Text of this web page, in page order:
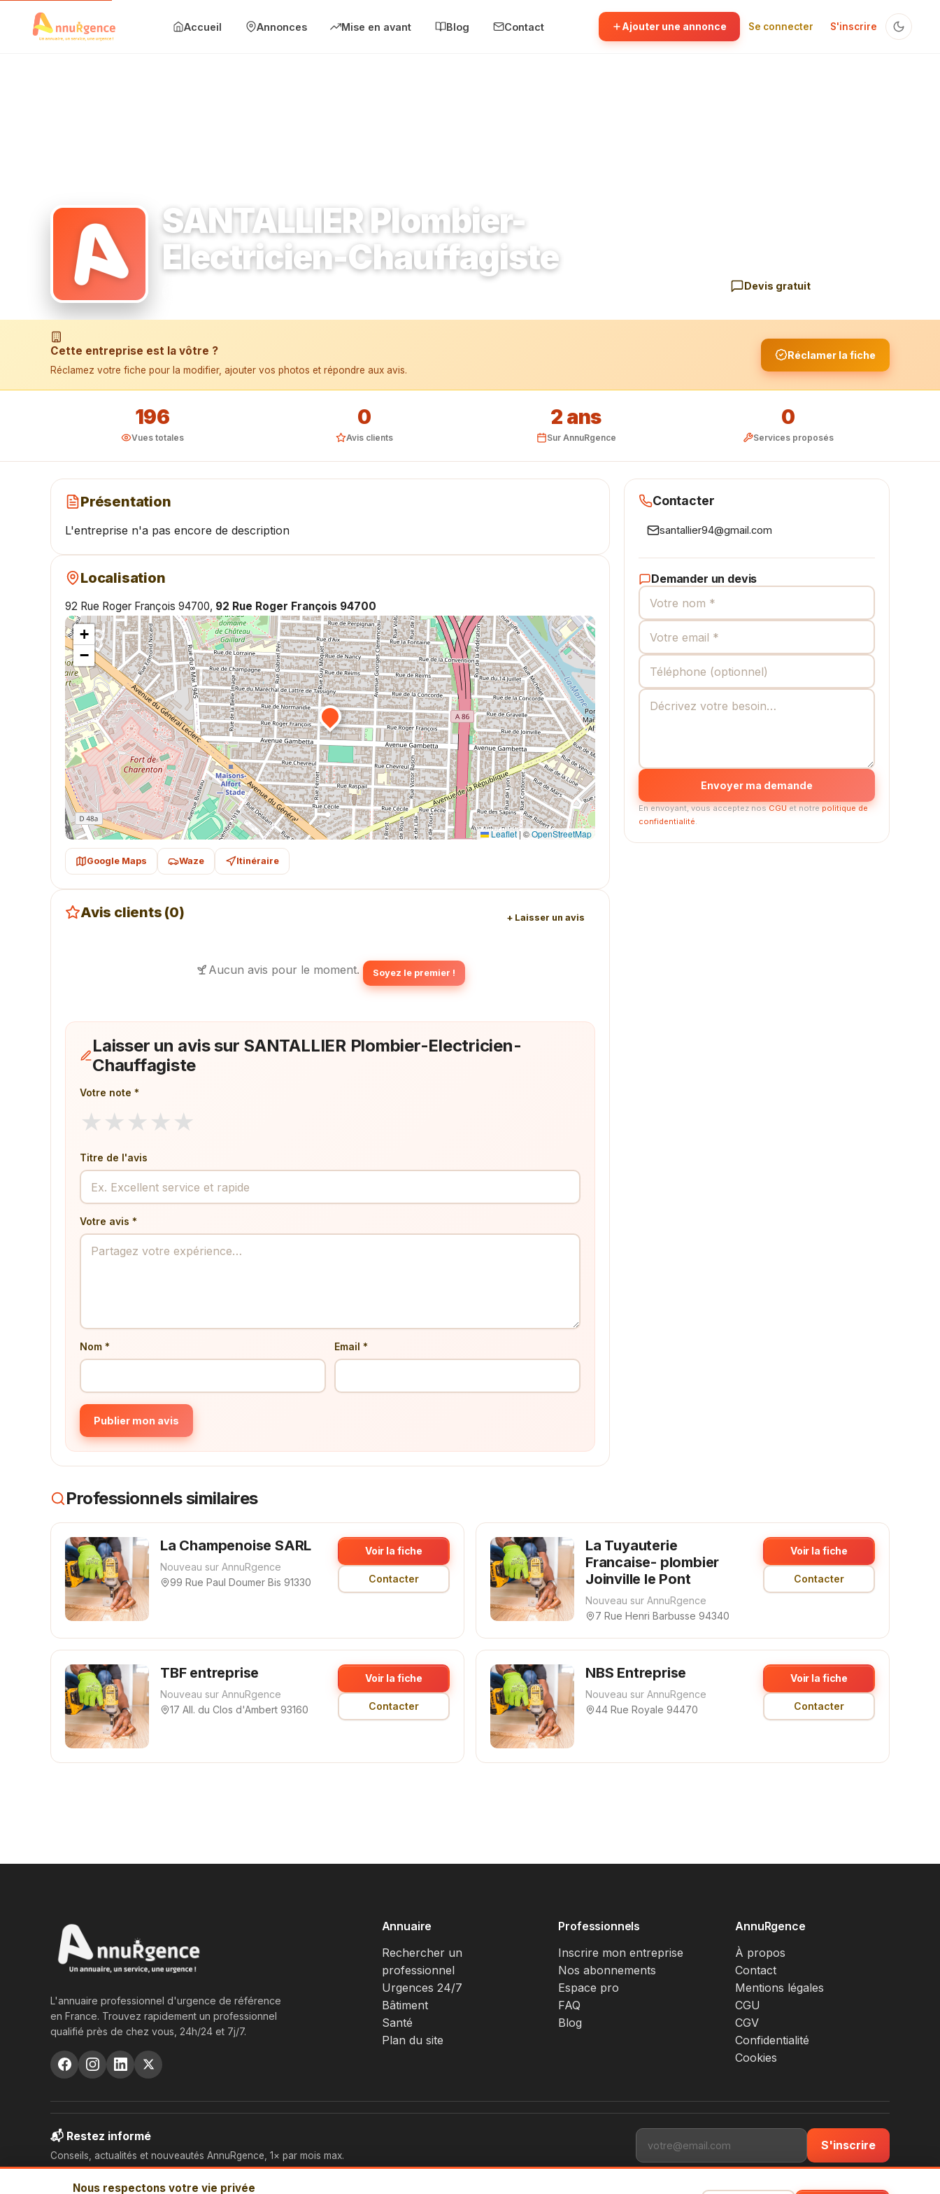
Nous respectons votre vie privée
Accueil Annonces Mise en avant Blog Contact Ajouter une annonce Se connecter S'inscrire
Ajouter une annonce
Se connecter
S'inscrire
📱 Installer l'application
SANTALLIER Plombier-
Electricien-Chauffagiste
Devis gratuit
Cette entreprise est la vôtre ?
Réclamez votre fiche pour la modifier, ajouter vos photos et répondre aux avis.
Réclamer la fiche
196
Vues totales
0
Avis clients
2 ans
Sur AnnuRgence
0
Services proposés
Présentation
L'entreprise n'a pas encore de description
Localisation
92 Rue Roger François 94700, 92 Rue Roger François 94700
+
−
Leaflet| ©OpenStreetMap
Google Maps Waze Itinéraire
Avis clients (0) + Laisser un avis
Aucun avis pour le moment. Soyez le premier !
Laisser un avis sur SANTALLIER Plombier-Electricien-
Chauffagiste
Votre note *
★ ★ ★ ★ ★
Titre de l'avis
Votre avis *
Nom * Email *
Publier mon avis
Contacter
santallier94@gmail.com
Demander un devis
Envoyer ma demande
En envoyant, vous acceptez nosCGUet notrepolitique de
confidentialité.
Professionnels similaires
La Champenoise SARL
Nouveau sur AnnuRgence
99 Rue Paul Doumer Bis 91330
Voir la fiche
Contacter
La Tuyauterie
Francaise- plombier
Joinville le Pont
Nouveau sur AnnuRgence
7 Rue Henri Barbusse 94340
Voir la fiche
Contacter
TBF entreprise
Nouveau sur AnnuRgence
17 All. du Clos d'Ambert 93160
Voir la fiche
Contacter
NBS Entreprise
Nouveau sur AnnuRgence
44 Rue Royale 94470
Voir la fiche
Contacter
L'annuaire professionnel d'urgence de référence
en France. Trouvez rapidement un professionnel
qualifié près de chez vous, 24h/24 et 7j/7.
Annuaire
Rechercher un
professionnel
Urgences 24/7
Bâtiment
Santé
Plan du site
Professionnels
Inscrire mon entreprise
Nos abonnements
Espace pro
FAQ
Blog
AnnuRgence
À propos
Contact
Mentions légales
CGU
CGV
Confidentialité
Cookies
📬 Restez informé
Conseils, actualités et nouveautés AnnuRgence, 1× par mois max.
S'inscrire